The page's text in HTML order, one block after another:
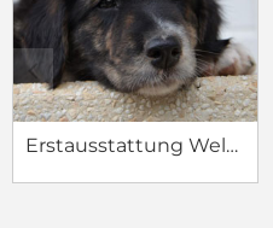
Erstausstattung Welpe
c